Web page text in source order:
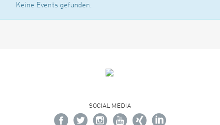
Keine Events gefunden.
SOCIAL MEDIA